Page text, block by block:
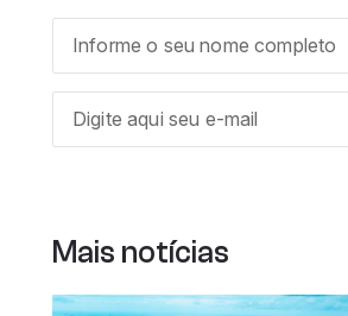
Mais notícias